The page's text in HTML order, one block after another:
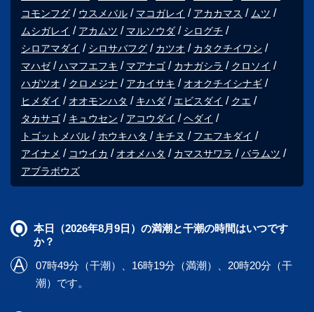
コモンフグ
ウスメバル マコガレイ アカカマス
ムツ
ムシガレイ
アカムツ マルソウダ
シログチ
シロアマダイ
シロサバフグ カツオ
カタクチイワシ
マハゼ
ハマフエフキ マアナゴ カナガシラ
クロソイ
ハガツオ
クロメジナ アカイサキ
オオクチイシナギ
ヒメダイ
オオモンハタ キハダ エビスダイ
クエ
タカサゴ
キュウセン アコウダイ
ヘダイ
トゴットメバル
ホウキハタ キチヌ
フエフキダイ
アイナメ
コウイカ オオメハタ カマスサワラ
バラムツ
アブラボウズ
本日（2026年8月9日）の満潮と干潮の時間はいつです
か？
07時49分（干潮）、16時19分（満潮）、20時20分（干
潮）です。